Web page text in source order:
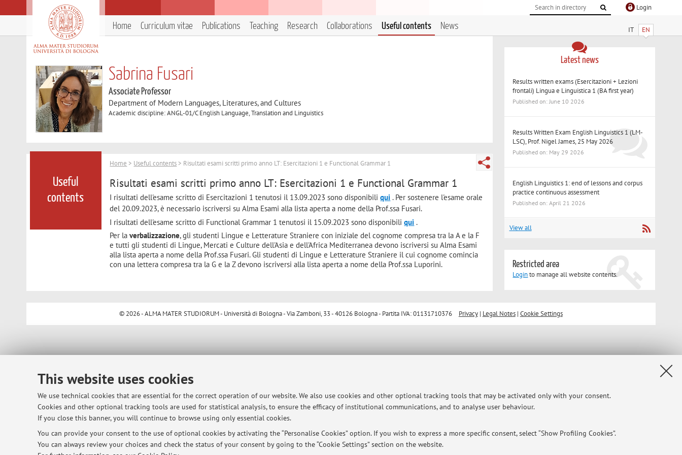
This website uses cookies
We use technical cookies that are essential for the correct operation of our website. We also use cookies and other optional tracking tools that may be activated only with your consent.
Cookies and other optional tracking tools are used for statistical analysis, to ensure the efficacy of institutional communications, and to analyse user behaviour.
If you close this banner, you will continue to browse using only essential cookies.
You can provide your consent to the use of optional cookies by activating the “Personalise Cookies” option. If you wish to express a more specific consent, select “Show Profiling Cookies”.
You can always review your choices and check the status of your consent by going to the “Cookie Settings” section on the website.
Login
IT EN
Home Curriculum vitae Publications Teaching Research Collaborations Useful contents News
Sabrina Fusari
Associate Professor
Department of Modern Languages, Literatures, and Cultures
Academic discipline: ANGL-01/C English Language, Translation and Linguistics
Useful
contents
Home > Useful contents > Risultati esami scritti primo anno LT: Esercitazioni 1 e Functional Grammar 1
Risultati esami scritti primo anno LT: Esercitazioni 1 e Functional Grammar 1
I risultati dell'esame scritto di Esercitazioni 1 tenutosi il 13.09.2023 sono disponibiliqui . Per sostenere l'esame orale
del 20.09.2023, è necessario iscriversi su Alma Esami alla lista aperta a nome della Prof.ssa Fusari.
I risultati dell'esame scritto di Functional Grammar 1 tenutosi il 15.09.2023 sono disponibiliqui .
Per laverbalizzazione, gli studenti Lingue e Letterature Straniere con iniziale del cognome compresa tra la A e la F
e tutti gli studenti di Lingue, Mercati e Culture dell'Asia e dell'Africa Mediterranea devono iscriversi su Alma Esami
alla lista aperta a nome della Prof.ssa Fusari. Gli studenti di Lingue e Letterature Straniere il cui cognome comincia
con una lettera compresa tra la G e la Z devono iscriversi alla lista aperta a nome della Prof.ssa Luporini.
Latest news
Results written exams (Esercitazioni + Lezioni
frontali) Lingua e Linguistica 1 (BA first year)
Published on: June 10 2026
Results Written Exam English Linguistics 1 (LM-
LSC), Prof. Nigel James, 25 May 2026
Published on: May 29 2026
English Linguistics 1: end of lessons and corpus
practice continuous assessment
Published on: April 21 2026
View all
Restricted area
Loginto manage all website contents.
© 2026 - ALMA MATER STUDIORUM - Università di Bologna - Via Zamboni, 33 - 40126 Bologna - Partita IVA: 01131710376 Privacy| Legal Notes| Cookie Settings